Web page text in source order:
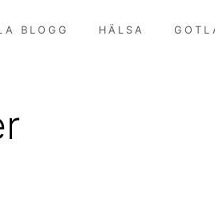
BLOGG HÄLSA